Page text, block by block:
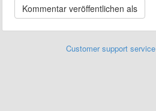
Customer support service